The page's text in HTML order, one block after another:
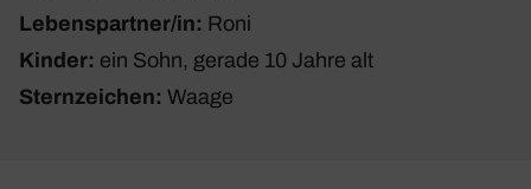
Lebenspartner/in: Roni
Kinder: ein Sohn, gerade 10 Jahre alt
Sternzeichen: Waage